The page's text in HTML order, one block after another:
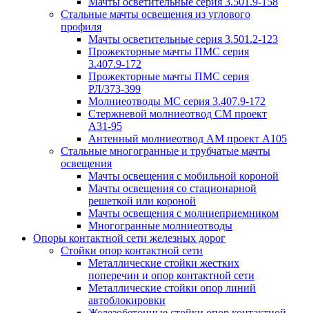
Стальные мачты освещения из углового
профиля
Мачты осветительные серия 3.501.2-123
Прожекторные мачты ПМС серия
3.407.9-172
Прожекторные мачты ПМС серия
РЛ/373-399
Молниеотводы МС серия 3.407.9-172
Стержневой молниеотвод СМ проект
А31-95
Антенный молниеотвод АМ проект А105
Стальные многогранные и трубчатые мачты
освещения
Мачты освещения с мобильной короной
Мачты освещения со стационарной
решеткой или короной
Мачты освещения с молниеприемником
Многогранные молниеотводы
Опоры контактной сети железных дорог
Стойки опор контактной сети
Металлические стойки жестких
поперечин и опор контактной сети
Металлические стойки опор линий
автоблокировки